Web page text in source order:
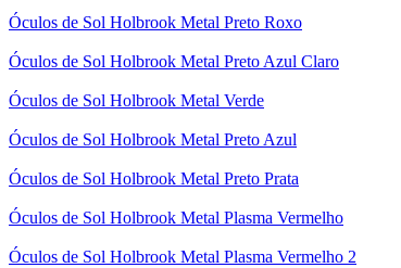
Óculos de Sol Holbrook Metal Preto Roxo
Óculos de Sol Holbrook Metal Preto Azul Claro
Óculos de Sol Holbrook Metal Verde
Óculos de Sol Holbrook Metal Preto Azul
Óculos de Sol Holbrook Metal Preto Prata
Óculos de Sol Holbrook Metal Plasma Vermelho
Óculos de Sol Holbrook Metal Plasma Vermelho 2